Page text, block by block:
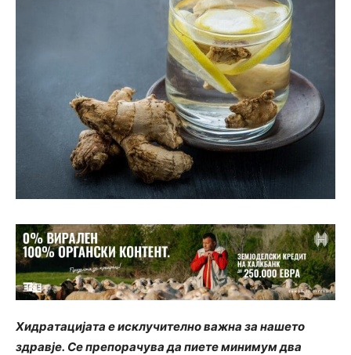
Хидратацијата е исклучително важна за нашето
здравје. Се препорачува да пиете минимум два